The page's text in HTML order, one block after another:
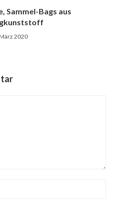
Sammel-Bags aus
2020